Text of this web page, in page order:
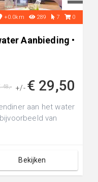
+0.0km 289 7 0
Aanbieding •
+/- € 29,50
48,-
aan het water
van
Bekijken